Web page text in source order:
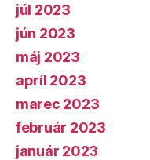
júl 2023
jún 2023
máj 2023
apríl 2023
marec 2023
február 2023
január 2023